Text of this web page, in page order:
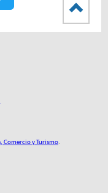
Comercio y Turismo.